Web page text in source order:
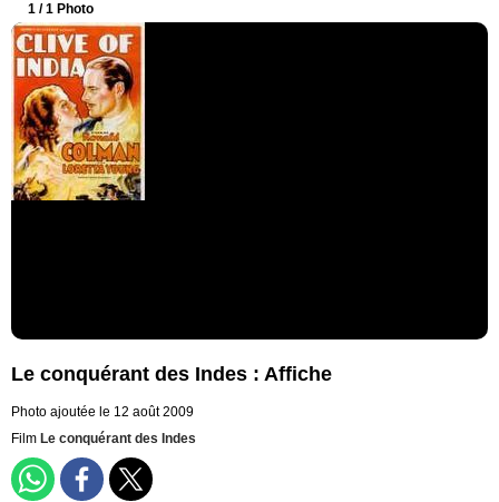
1 / 1 Photo
Le conquérant des Indes : Affiche
Photo ajoutée le 12 août 2009
Film Le conquérant des Indes